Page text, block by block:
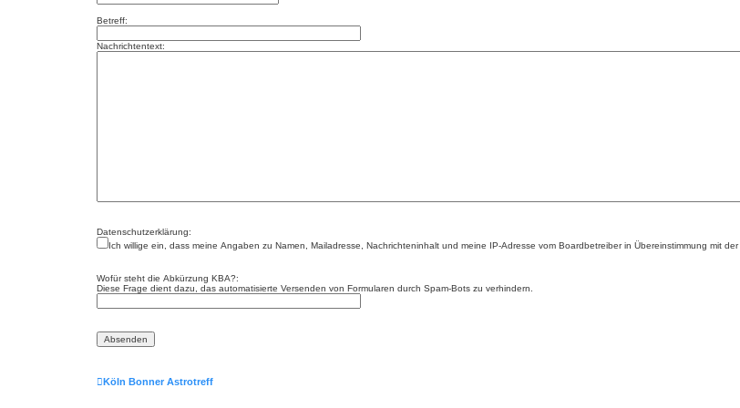
Betreff:
Nachrichtentext:
Datenschutzerklärung:
Ich willige ein, dass meine Angaben zu Namen, Mailadresse, Nachrichteninhalt und meine IP-Adresse vom Boardbetreiber in Übereinstimmung mit der
Wofür steht die Abkürzung KBA?:
Diese Frage dient dazu, das automatisierte Versenden von Formularen durch Spam-Bots zu verhindern.
Köln Bonner Astrotreff